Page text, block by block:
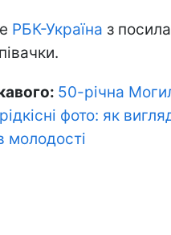
РБК-Україна з
50-річна
фото: як
молодості